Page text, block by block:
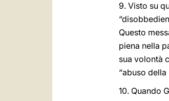
9. Visto su
Questo
piena nella
sua volontà
“abuso della
10. Quando